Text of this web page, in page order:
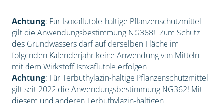
Achtung: Für Isoxaflutole-haltige Pflanzenschutzmittel
gilt die Anwendungsbestimmung NG368! Zum Schutz
des Grundwassers darf auf derselben Fläche im
folgenden Kalenderjahr keine Anwendung von Mitteln
mit dem Wirkstoff Isoxaflutole erfolgen.
Achtung: Für Terbuthylazin-haltige Pflanzenschutzmittel
gilt seit 2022 die Anwendungsbestimmung NG362! Mit
diesem und anderen Terbuthylazin-haltigen